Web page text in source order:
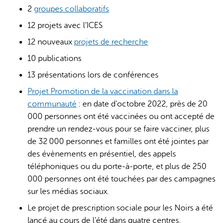
2 groupes collaboratifs
12 projets avec l’ICES
12 nouveaux projets de recherche
10 publications
13 présentations lors de conférences
Projet Promotion de la vaccination dans la
communauté : en date d’octobre 2022, près de 20
000 personnes ont été vaccinées ou ont accepté de
prendre un rendez-vous pour se faire vacciner, plus
de 32 000 personnes et familles ont été jointes par
des évènements en présentiel, des appels
téléphoniques ou du porte-à-porte, et plus de 250
000 personnes ont été touchées par des campagnes
sur les médias sociaux.
Le projet de prescription sociale pour les Noirs a été
lancé au cours de l’été dans quatre centres.